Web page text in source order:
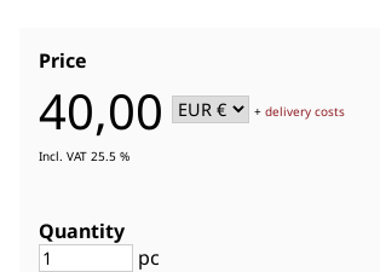
Price
40,00 +delivery costs
Incl. VAT 25.5 %
Quantity
pc